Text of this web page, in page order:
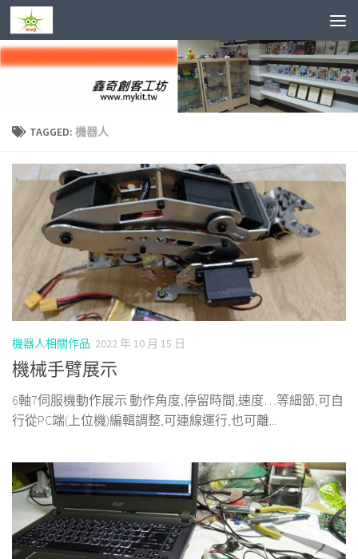
Skip to content
TAGGED: 機器人
機器人相關作品 2022 年 10 月 15 日
機械手臂展示
6軸7伺服機動作展示 動作角度,停留時間,速度…等細節,可自
行從PC端(上位機)編輯調整,可連線運行,也可離...